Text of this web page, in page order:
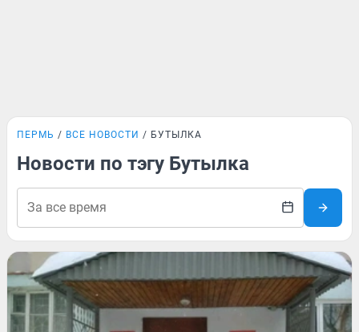
ПЕРМЬ ВСЕ НОВОСТИ БУТЫЛКА
Новости по тэгу Бутылка